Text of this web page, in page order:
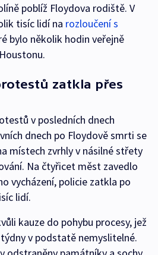
poblíž Floydova rodiště. V
tisíc lidí na rozloučení s
bylo několik hodin veřejně
zatkla přes
v posledních dnech
dnech po Floydově smrti se
místech zvrhly v násilné střety
Na čtyřicet měst zavedlo
vycházení, policie zatkla po
lidí.
kauze do pohybu procesy, jež
v podstatě nemyslitelné.